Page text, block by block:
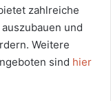
zahlreiche
und
Weitere
sind hier